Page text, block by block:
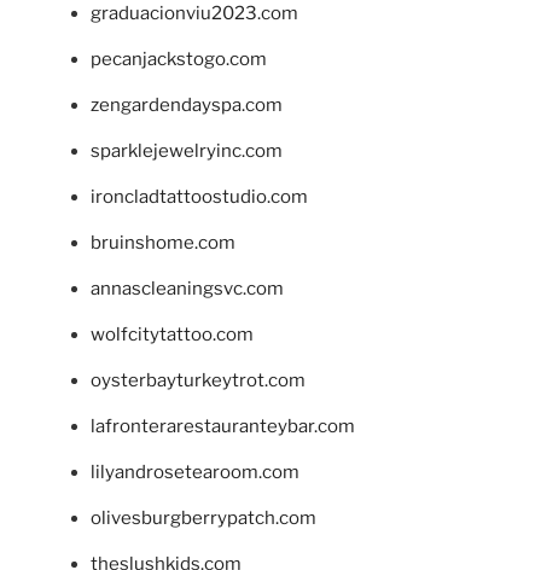
graduacionviu2023.com
pecanjackstogo.com
zengardendayspa.com
sparklejewelryinc.com
ironcladtattoostudio.com
bruinshome.com
annascleaningsvc.com
wolfcitytattoo.com
oysterbayturkeytrot.com
lafronterarestauranteybar.com
lilyandrosetearoom.com
olivesburgberrypatch.com
theslushkids.com